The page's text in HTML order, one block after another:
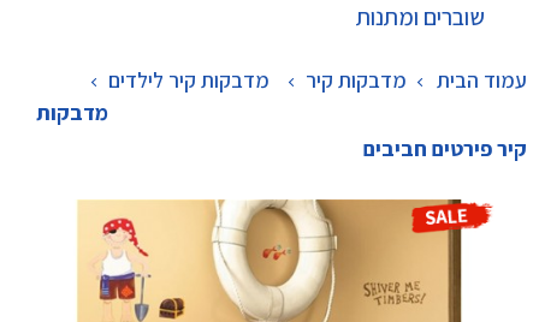
שוברים ומתנות
עמוד הבית מדבקות קיר > מדבקות קיר לילדים >
מדבקות
קיר פירטים חביבים